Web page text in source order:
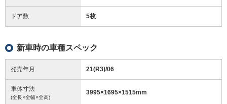
ドア数 5枚
新車時の車種スペック
発売年月 21(R3)/06
車体寸法
(全長×全幅×全高)
3995×1695×1515mm